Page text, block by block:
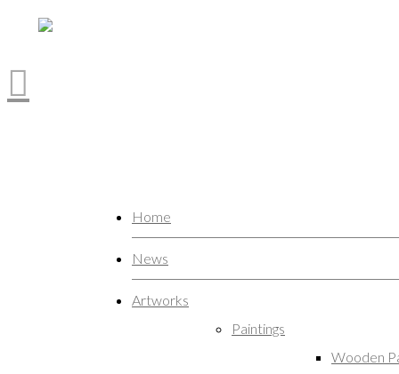
Home
News
Artworks
Paintings
Wooden